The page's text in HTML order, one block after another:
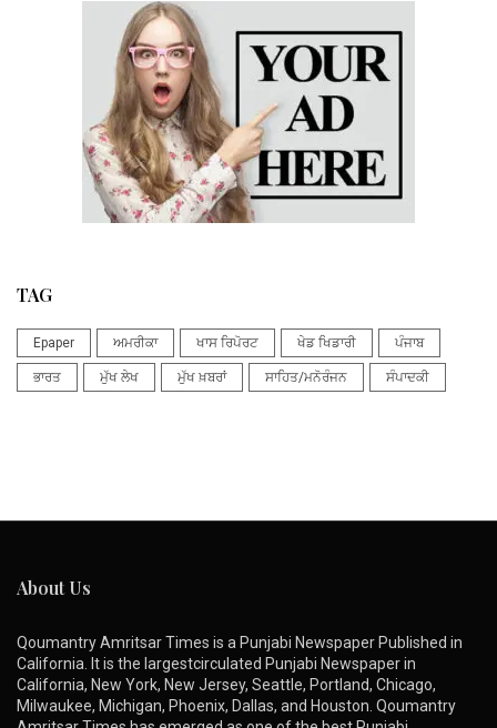
TAG
Epaper ਅਮਰੀਕਾ ਖਾਸ ਰਿਪੋਰਟ ਖੇਡ ਖਿਡਾਰੀ ਪੰਜਾਬ
ਭਾਰਤ ਮੁੱਖ ਲੇਖ ਮੁੱਖ ਖ਼ਬਰਾਂ ਸਾਹਿਤ/ਮਨੋਰੰਜਨ ਸੰਪਾਦਕੀ
About Us
Qoumantry Amritsar Times is a Punjabi Newspaper Published in
California. It is the largestcirculated Punjabi Newspaper in
California, New York, New Jersey, Seattle, Portland, Chicago,
Milwaukee, Michigan, Phoenix, Dallas, and Houston. Qoumantry